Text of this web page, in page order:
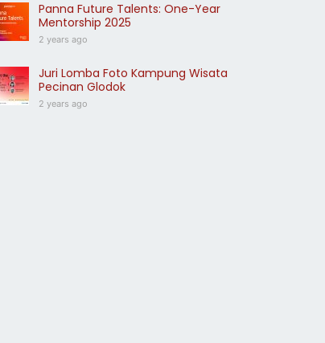
Panna Future Talents: One-Year
Mentorship 2025
2 years ago
Juri Lomba Foto Kampung Wisata
Pecinan Glodok
2 years ago